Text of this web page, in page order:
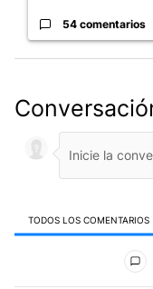
54 comentarios
TODOS LOS COMENTARIOS
Todos los